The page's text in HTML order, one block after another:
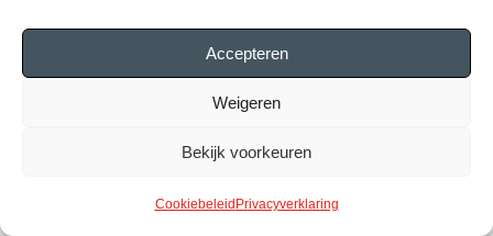
Accepteren
Weigeren
Bekijk voorkeuren
Cookiebeleid Privacyverklaring